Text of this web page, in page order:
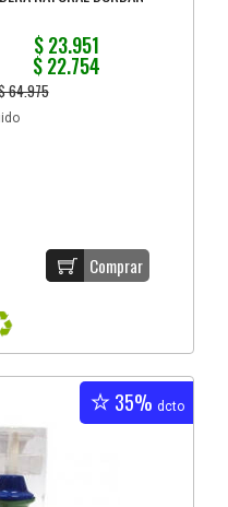
$ 23.951
$ 22.754
64.975
Comprar
35% dcto